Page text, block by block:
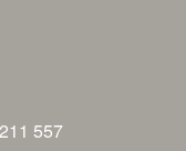
557